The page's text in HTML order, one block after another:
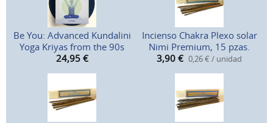
Be You: Advanced Kundalini
Yoga Kriyas from the 90s
24,95 €
Incienso Chakra Plexo solar
Nimi Premium, 15 pzas.
3,90 € 0,26 € / unidad